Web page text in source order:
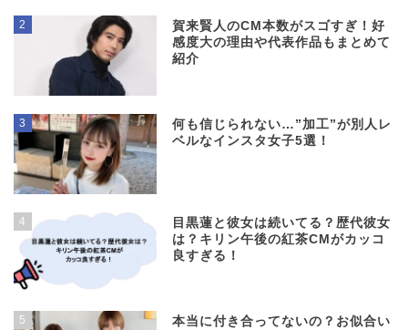
2
賀来賢人のCM本数がスゴすぎ！好
感度大の理由や代表作品もまとめて
紹介
3
何も信じられない…”加工”が別人レ
ベルなインスタ女子5選！
4
目黒蓮と彼女は続いてる？歴代彼女
は？キリン午後の紅茶CMがカッコ
良すぎる！
5
本当に付き合ってないの？お似合い